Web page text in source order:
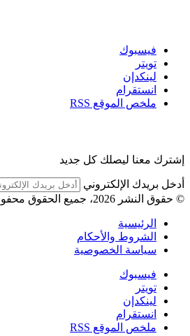
فيسبوك
تويتر
لينكدإن
انستقرام
ملخص الموقع RSS
إشترك معنا ليصلك كل جديد
أدخل بريدك الإلكتروني
© حقوق النشر 2026، جميع الحقوق محفوظة. |
الرئيسية
الشروط والأحكام
سياسة الخصوصية
فيسبوك
تويتر
لينكدإن
انستقرام
ملخص الموقع RSS